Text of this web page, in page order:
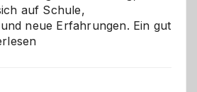
auf Schule,
neue Erfahrungen. Ein gut